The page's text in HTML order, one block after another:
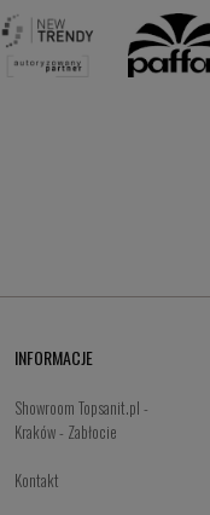
INFORMACJE
Showroom Topsanit.pl -
Kraków - Zabłocie
Kontakt